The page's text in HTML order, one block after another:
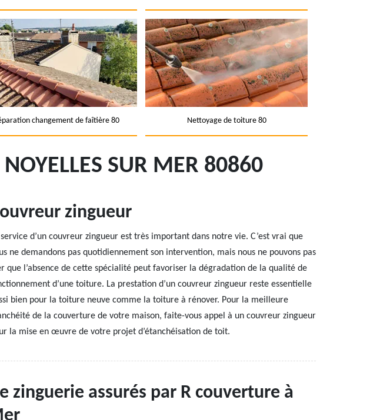
changement de faîtière 80 Nettoyage de toiture 80
SUR MER 80860
zingueur
service d’un couvreur zingueur est très important dans notre vie. C’est vrai que
ne demandons pas quotidiennement son intervention, mais nous ne pouvons pas
que l’absence de cette spécialité peut favoriser la dégradation de la qualité de
d’une toiture. La prestation d’un couvreur zingueur reste essentielle
bien pour la toiture neuve comme la toiture à rénover. Pour la meilleure
de la couverture de votre maison, faite-vous appel à un couvreur zingueur
la mise en œuvre de votre projet d’étanchéisation de toit.
zinguerie assurés par R couverture à